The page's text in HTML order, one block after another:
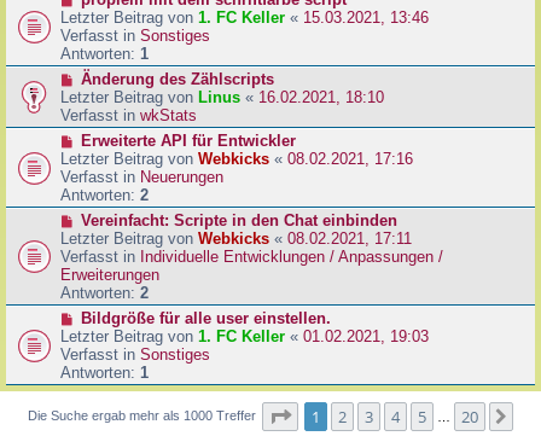
a
g
B
e
i
t
a
g
e
u
e
r
B
e
i
r
a
g
Letzter Beitrag von 1. FC Keller « 15.03.2021, 13:46
Verfasst in Sonstiges
Antworten: 1
N
e
u
e
r
B
e
i
r
a
g
Änderung des Zählscripts
Letzter Beitrag von Linus « 16.02.2021, 18:10
Verfasst in wkStats
N
e
u
e
r
B
e
i
t
r
a
g
Erweiterte API für Entwickler
Letzter Beitrag von Webkicks « 08.02.2021, 17:16
Verfasst in Neuerungen
Antworten: 2
N
e
u
e
r
B
e
i
t
r
g
Vereinfacht: Scripte in den Chat einbinden
Letzter Beitrag von Webkicks « 08.02.2021, 17:11
Verfasst in Individuelle Entwicklungen / Anpassungen /
Erweiterungen
Antworten: 2
N
e
u
e
r
B
e
Bildgröße für alle user einstellen.
Letzter Beitrag von 1. FC Keller « 01.02.2021, 19:03
Verfasst in Sonstiges
Antworten: 1
Die Suche ergab mehr als 1000 Treffer Seite von
1 2 3 4 5 20